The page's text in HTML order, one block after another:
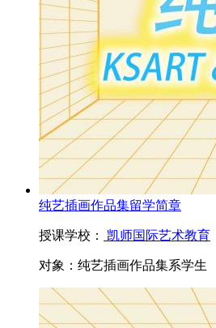
纯艺插画作品集留学简章
授课学校： 凯师国际艺术教育
对象： 纯艺插画作品集系学生